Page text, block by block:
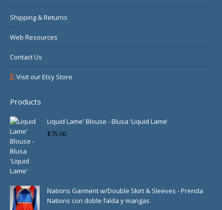
Shipping & Returns
Web Resources
Contact Us
Visit our Etsy Store
Products
Liquid Lame' Blouse - Blusa 'Liquid Lame'
$75.00
Nations Garment w/Double Skirt & Sleeves - Prenda
Nations con doble falda y mangas